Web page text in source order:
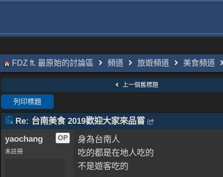
FDZ ft. 最原始的討論區 頻道 旅遊頻道 美食頻道
上一個舊標題
列印標題
Re: 台南美食 2019歡迎大家來品嘗
yaochang OP
未註冊
身為台南人
吃的都是在地人吃的
不是遊客吃的